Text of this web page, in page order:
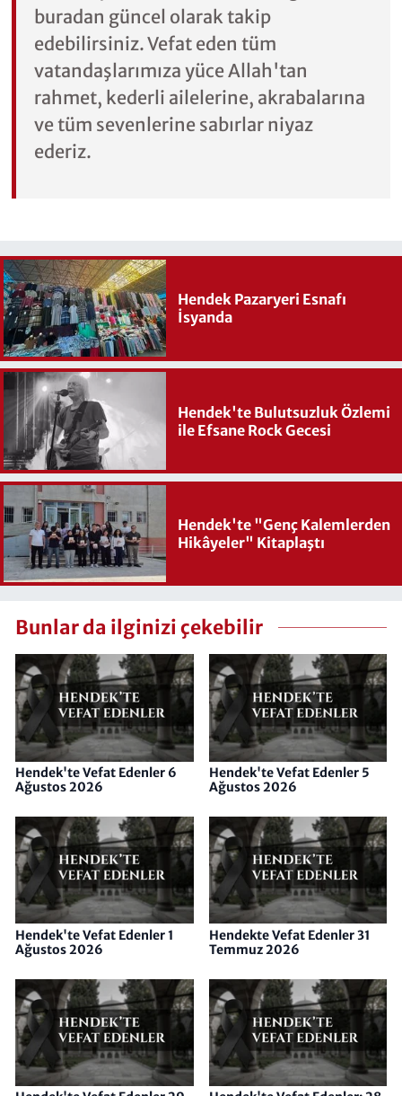
buradan güncel olarak takip
edebilirsiniz. Vefat eden tüm
vatandaşlarımıza yüce Allah'tan
rahmet, kederli ailelerine, akrabalarına
ve tüm sevenlerine sabırlar niyaz
ederiz.
Hendek Pazaryeri Esnafı
İsyanda
Hendek'te Bulutsuzluk Özlemi
ile Efsane Rock Gecesi
Hendek'te "Genç Kalemlerden
Hikâyeler" Kitaplaştı
Bunlar da ilginizi çekebilir
Hendek'te Vefat Edenler 6
Ağustos 2026
Hendek'te Vefat Edenler 5
Ağustos 2026
Hendek'te Vefat Edenler 1
Ağustos 2026
Hendekte Vefat Edenler 31
Temmuz 2026